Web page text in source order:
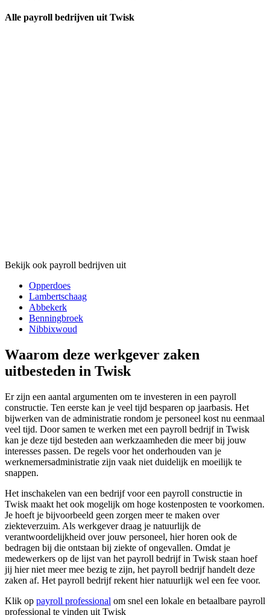
Alle payroll bedrijven uit Twisk
Bekijk ook payroll bedrijven uit
Opperdoes
Lambertschaag
Abbekerk
Benningbroek
Nibbixwoud
Waarom deze werkgever zaken
uitbesteden in Twisk
Er zijn een aantal argumenten om te investeren in een payroll
constructie. Ten eerste kan je veel tijd besparen op jaarbasis. Het
bijwerken van de administratie rondom je personeel kost nu eenmaal
veel tijd. Door samen te werken met een payroll bedrijf in Twisk
kan je deze tijd besteden aan werkzaamheden die meer bij jouw
interesses passen. De regels voor het onderhouden van je
werknemersadministratie zijn vaak niet duidelijk en moeilijk te
snappen.
Het inschakelen van een bedrijf voor een payroll constructie in
Twisk maakt het ook mogelijk om hoge kostenposten te voorkomen.
Je hoeft je bijvoorbeeld geen zorgen meer te maken over
ziekteverzuim. Als werkgever draag je natuurlijk de
verantwoordelijkheid over jouw personeel, hier horen ook de
bedragen bij die ontstaan bij ziekte of ongevallen. Omdat je
medewerkers op de lijst van het payroll bedrijf in Twisk staan hoef
jij hier niet meer mee bezig te zijn, het payroll bedrijf handelt deze
zaken af. Het payroll bedrijf rekent hier natuurlijk wel een fee voor.
Klik op payroll professional om snel een lokale en betaalbare payroll
professional te vinden uit Twisk